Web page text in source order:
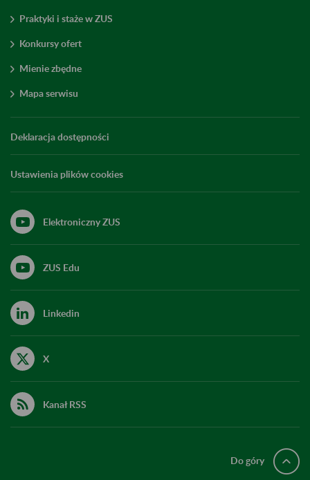
Praktyki i staże w ZUS
Konkursy ofert
Mienie zbędne
Mapa serwisu
Deklaracja dostępności
Ustawienia plików cookies
Elektroniczny ZUS
ZUS Edu
Linkedin
X
Kanał RSS
Do góry